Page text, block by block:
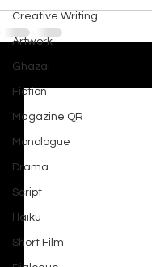
Creative Writing
Artwork
Ghazal
Fiction
Magazine QR
Monologue
Drama
Script
Haiku
Short Film